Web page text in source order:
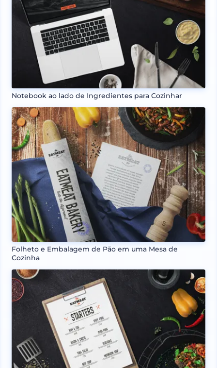
Notebook ao lado de Ingredientes para Cozinhar
Folheto e Embalagem de Pão em uma Mesa de
Cozinha